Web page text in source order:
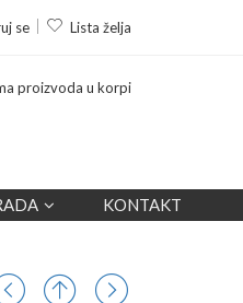
se Lista želja
proizvoda u korpi
KONTAKT